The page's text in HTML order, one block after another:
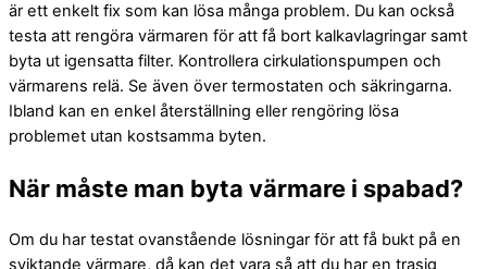
är ett enkelt fix som kan lösa många problem. Du kan också
testa att rengöra värmaren för att få bort kalkavlagringar samt
byta ut igensatta filter. Kontrollera cirkulationspumpen och
värmarens relä. Se även över termostaten och säkringarna.
Ibland kan en enkel återställning eller rengöring lösa
problemet utan kostsamma byten.
När måste man byta värmare i spabad?
Om du har testat ovanstående lösningar för att få bukt på en
sviktande värmare, då kan det vara så att du har en trasig